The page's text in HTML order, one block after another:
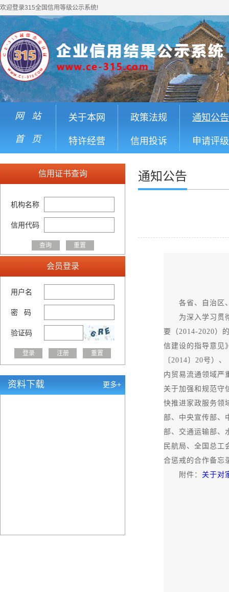
欢迎登录315全国信用等级公示系统!
网 站
首 页
关于本网
特许经营
政策法规
信用投诉
通知公告
申请评级
信用证书查询
机构名称
信用代码
会员登录
用户名
密 码
验证码
资料下载 更多+
通知公告
各省、自治区、
为深入学习贯彻
要（2014-2020）
信建设的指导意见
〔2014〕20号）
内贸易流通领域严
关于加强和规范守
快推进家政服务领
部、中央宣传部、
部、交通运输部、
民航局、全国总工
合惩戒的合作备忘
附件： 关于对